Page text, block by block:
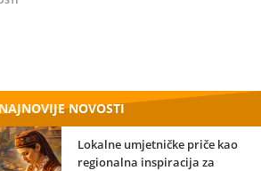
NAJNOVIJE NOVOSTI
Lokalne umjetničke priče kao
regionalna inspiracija za